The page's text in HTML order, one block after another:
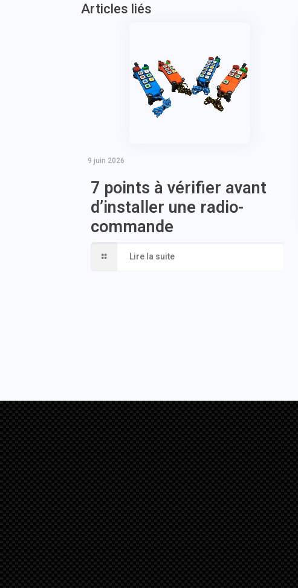
Articles liés
9 juin 2026
7 points à vérifier avant
d’installer une radio-
commande
Lire la suite